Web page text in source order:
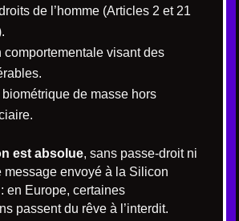
de l’homme (Articles 2 et 21
comportementale visant des
de masse hors
est absolue, sans passe-droit ni
message envoyé à la Silicon
en Europe, certaines
passent du rêve à l’interdit.